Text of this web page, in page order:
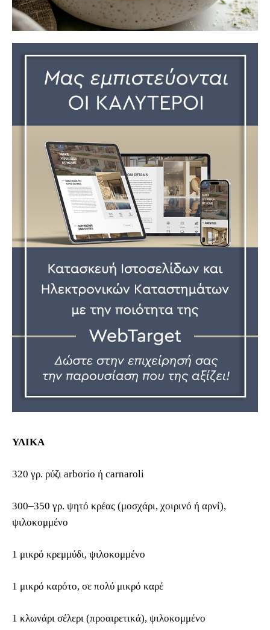
ΥΛΙΚΑ
320 γρ. ρύζι arborio ή carnaroli
300–350 γρ. ψητό κρέας (μοσχάρι, χοιρινό ή αρνί),
ψιλοκομμένο
1 μικρό κρεμμύδι, ψιλοκομμένο
1 μικρό καρότο, σε πολύ μικρό καρέ
1 κλωνάρι σέλερι (προαιρετικά), ψιλοκομμένο